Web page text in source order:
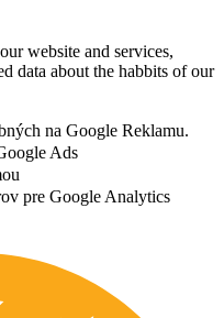
website and services,
data about the habbits of our
na Google Reklamu.
Ads
pre Google Analytics